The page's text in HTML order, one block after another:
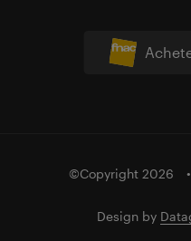
©Copyright 2026
Design by